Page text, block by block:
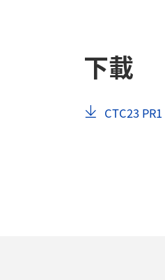
下載
CTC23 PR1